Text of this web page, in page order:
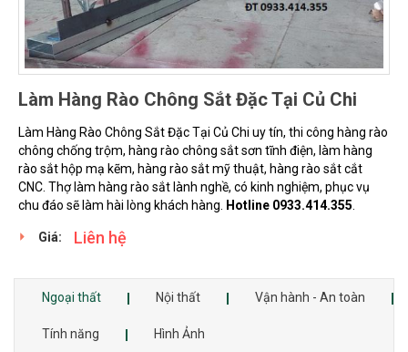
Làm Hàng Rào Chông Sắt Đặc Tại Củ Chi
Làm Hàng Rào Chông Sắt Đặc Tại Củ Chi uy tín, thi công hàng rào
chông chống trộm, hàng rào chông sắt sơn tĩnh điện, làm hàng
rào sắt hộp mạ kẽm, hàng rào sắt mỹ thuật, hàng rào sắt cắt
CNC. Thợ làm hàng rào sắt lành nghề, có kinh nghiệm, phục vụ
chu đáo sẽ làm hài lòng khách hàng.
Hotline 0933.414.355
Giá: Liên hệ
Ngoại thất Nội thất Vận hành - An toàn
Tính năng Hình Ảnh